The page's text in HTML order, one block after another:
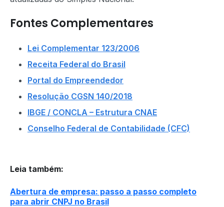
Fontes Complementares
Lei Complementar 123/2006
Receita Federal do Brasil
Portal do Empreendedor
Resolução CGSN 140/2018
IBGE / CONCLA – Estrutura CNAE
Conselho Federal de Contabilidade (CFC)
Leia também:
Abertura de empresa: passo a passo completo
para abrir CNPJ no Brasil